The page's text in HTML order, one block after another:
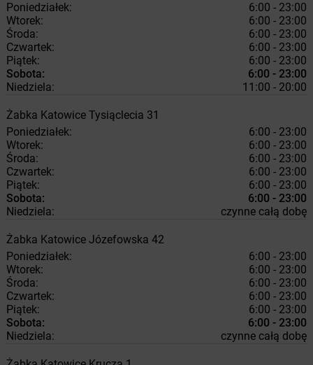
Poniedziałek:
6:00 - 23:00
Wtorek:
6:00 - 23:00
Środa:
6:00 - 23:00
Czwartek:
6:00 - 23:00
Piątek:
6:00 - 23:00
Sobota:
6:00 - 23:00
Niedziela:
11:00 - 20:00
Żabka Katowice Tysiąclecia 31
Poniedziałek:
6:00 - 23:00
Wtorek:
6:00 - 23:00
Środa:
6:00 - 23:00
Czwartek:
6:00 - 23:00
Piątek:
6:00 - 23:00
Sobota:
6:00 - 23:00
Niedziela:
czynne całą dobę
Żabka Katowice Józefowska 42
Poniedziałek:
6:00 - 23:00
Wtorek:
6:00 - 23:00
Środa:
6:00 - 23:00
Czwartek:
6:00 - 23:00
Piątek:
6:00 - 23:00
Sobota:
6:00 - 23:00
Niedziela:
czynne całą dobę